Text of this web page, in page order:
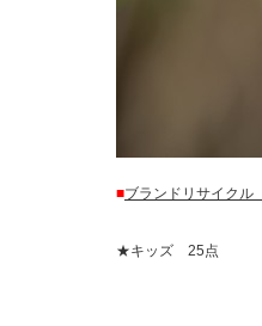
■ブランドリサイク
★キッズ 25点